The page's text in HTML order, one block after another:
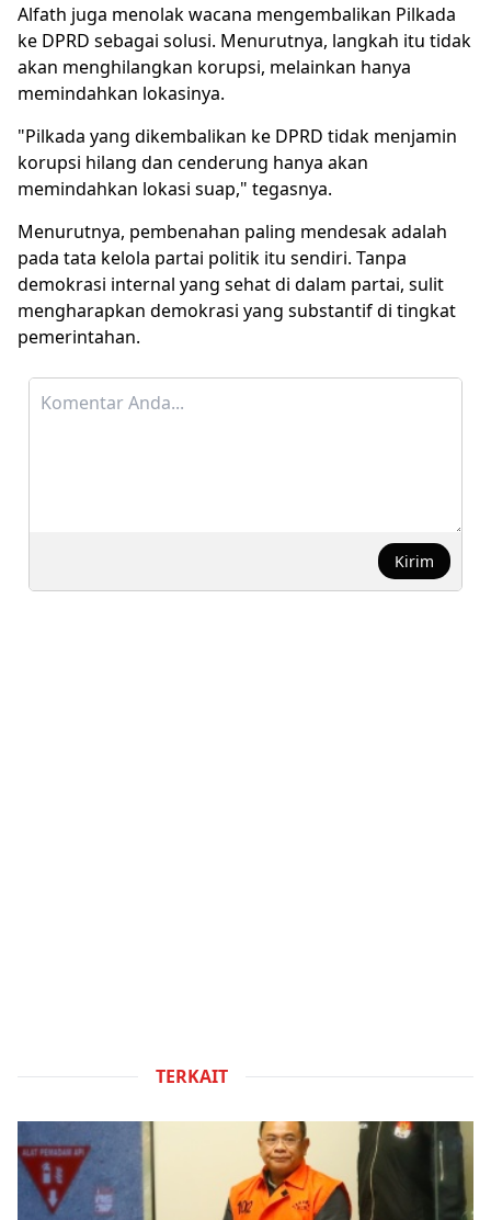
Alfath juga menolak wacana mengembalikan Pilkada
ke DPRD sebagai solusi. Menurutnya, langkah itu tidak
akan menghilangkan korupsi, melainkan hanya
memindahkan lokasinya.
"Pilkada yang dikembalikan ke DPRD tidak menjamin
korupsi hilang dan cenderung hanya akan
memindahkan lokasi suap," tegasnya.
Menurutnya, pembenahan paling mendesak adalah
pada tata kelola partai politik itu sendiri. Tanpa
demokrasi internal yang sehat di dalam partai, sulit
mengharapkan demokrasi yang substantif di tingkat
pemerintahan.
Kirim
TERKAIT